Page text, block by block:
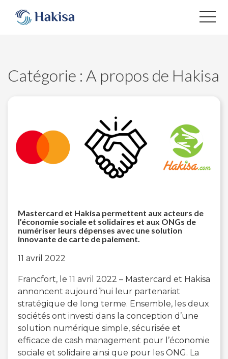
contenu
Catégorie : A propos de Hakisa
Mastercard et Hakisa permettent aux acteurs de
l’économie sociale et solidaires et aux ONGs de
numériser leurs dépenses avec une solution
innovante de carte de paiement.
11 avril 2022
Francfort, le 11 avril 2022 – Mastercard et Hakisa
annoncent aujourd’hui leur partenariat
stratégique de long terme. Ensemble, les deux
sociétés ont investi dans la conception d’une
solution numérique simple, sécurisée et
efficace de cash management pour l’économie
sociale et solidaire ainsi que pour les ONG. La